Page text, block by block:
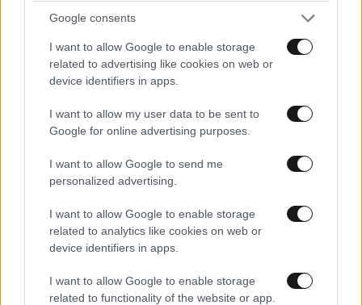
Google consents
I want to allow Google to enable storage
related to advertising like cookies on web or
device identifiers in apps.
I want to allow my user data to be sent to
Google for online advertising purposes.
I want to allow Google to send me
personalized advertising.
I want to allow Google to enable storage
related to analytics like cookies on web or
device identifiers in apps.
I want to allow Google to enable storage
related to functionality of the website or app.
Νεκρή μεγαλόσωμη αρκούδα στην Καστοριά,
πιθανόν από πυροβολισμό